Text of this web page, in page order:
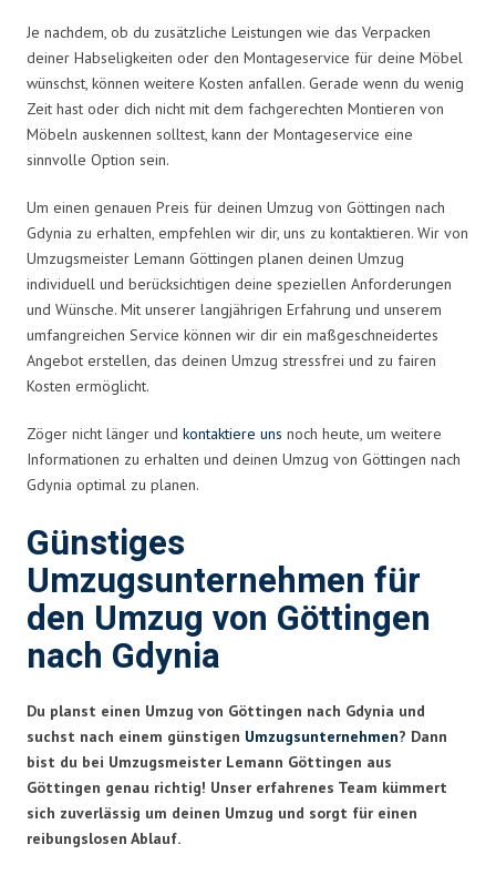
Je nachdem, ob du zusätzliche Leistungen wie das Verpacken
deiner Habseligkeiten oder den Montageservice für deine Möbel
wünschst, können weitere Kosten anfallen. Gerade wenn du wenig
Zeit hast oder dich nicht mit dem fachgerechten Montieren von
Möbeln auskennen solltest, kann der Montageservice eine
sinnvolle Option sein.
Um einen genauen Preis für deinen Umzug von Göttingen nach
Gdynia zu erhalten, empfehlen wir dir, uns zu kontaktieren. Wir von
Umzugsmeister Lemann Göttingen planen deinen Umzug
individuell und berücksichtigen deine speziellen Anforderungen
und Wünsche. Mit unserer langjährigen Erfahrung und unserem
umfangreichen Service können wir dir ein maßgeschneidertes
Angebot erstellen, das deinen Umzug stressfrei und zu fairen
Kosten ermöglicht.
Zöger nicht länger und kontaktiere uns noch heute, um weitere
Informationen zu erhalten und deinen Umzug von Göttingen nach
Gdynia optimal zu planen.
Günstiges
Umzugsunternehmen für
den Umzug von Göttingen
nach Gdynia
Du planst einen Umzug von Göttingen nach Gdynia und
suchst nach einem günstigen Umzugsunternehmen? Dann
bist du bei Umzugsmeister Lemann Göttingen aus
Göttingen genau richtig! Unser erfahrenes Team kümmert
sich zuverlässig um deinen Umzug und sorgt für einen
reibungslosen Ablauf.